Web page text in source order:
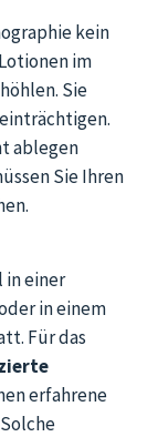
kein
im
Sie
ablegen
Sie Ihren
in einer
in einem
Für das
erfahrene